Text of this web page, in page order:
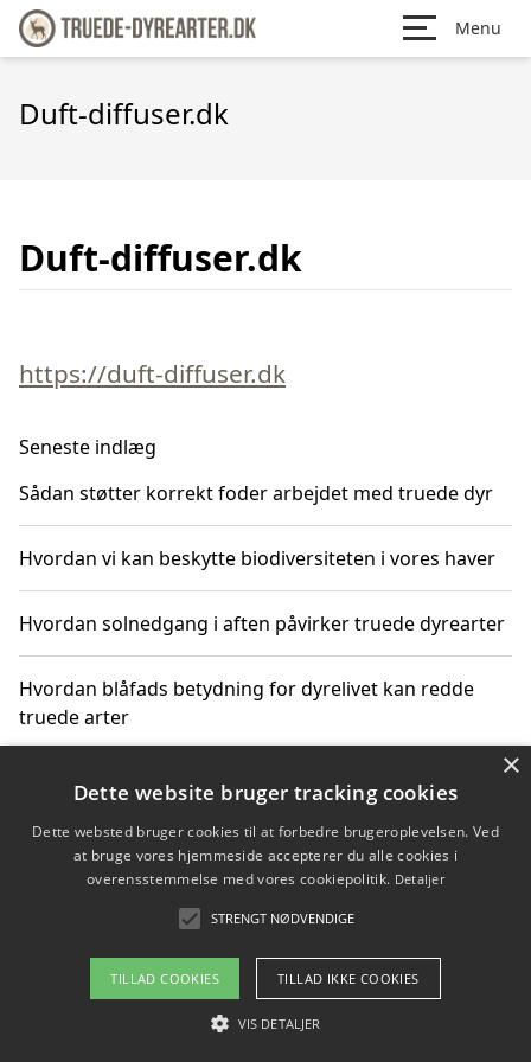
Menu
Duft-diffuser.dk
Duft-diffuser.dk
https://duft-diffuser.dk
Seneste indlæg
Sådan støtter korrekt foder arbejdet med truede dyr
Hvordan vi kan beskytte biodiversiteten i vores haver
Hvordan solnedgang i aften påvirker truede dyrearter
Hvordan blåfads betydning for dyrelivet kan redde
truede arter
Hvordan kan gaver til unge voksne støtte bevarelsen
Copyright 2026 - Pilanto Aps
Om / kontakt
Blog Betingelser
×
Dette website bruger tracking cookies
Dette websted bruger cookies til at forbedre brugeroplevelsen. Ved
at bruge vores hjemmeside accepterer du alle cookies i
overensstemmelse med vores cookiepolitik. Detaljer
STRENGT NØDVENDIGE
TILLAD COOKIES TILLAD IKKE COOKIES
VIS DETALJER